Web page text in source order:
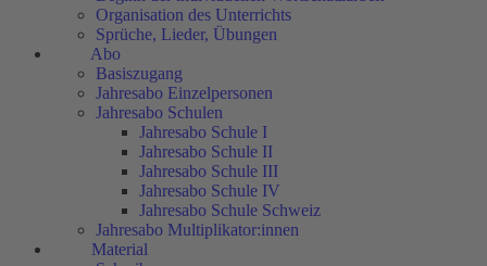
Organisation des Unterrichts
Sprüche, Lieder, Übungen
Abo
Basiszugang
Jahresabo Einzelpersonen
Jahresabo Schulen
Jahresabo Schule I
Jahresabo Schule II
Jahresabo Schule III
Jahresabo Schule IV
Jahresabo Schule Schweiz
Jahresabo Multiplikator:innen
Material